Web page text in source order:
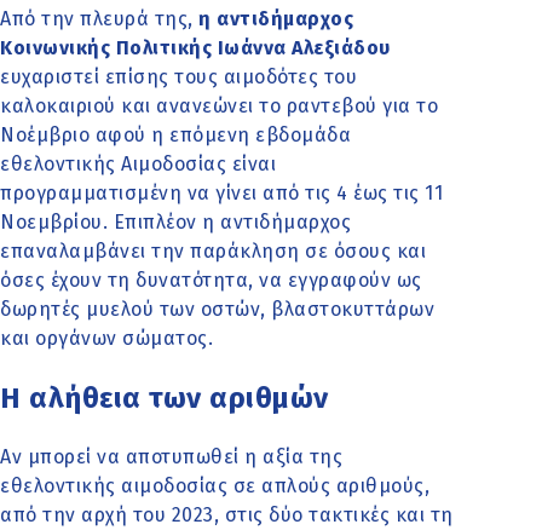
Από την πλευρά της, η αντιδήμαρχος
Κοινωνικής Πολιτικής Ιωάννα Αλεξιάδου
ευχαριστεί επίσης τους αιμοδότες του
καλοκαιριού και ανανεώνει το ραντεβού για το
Νοέμβριο αφού η επόμενη εβδομάδα
εθελοντικής Αιμοδοσίας είναι
προγραμματισμένη να γίνει από τις 4 έως τις 11
Νοεμβρίου. Επιπλέον η αντιδήμαρχος
επαναλαμβάνει την παράκληση σε όσους και
όσες έχουν τη δυνατότητα, να εγγραφούν ως
δωρητές μυελού των οστών, βλαστοκυττάρων
και οργάνων σώματος.
Η αλήθεια των αριθμών
Αν μπορεί να αποτυπωθεί η αξία της
εθελοντικής αιμοδοσίας σε απλούς αριθμούς,
από την αρχή του 2023, στις δύο τακτικές και τη